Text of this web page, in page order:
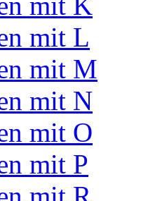
mit L
mit M
mit N
mit O
mit P